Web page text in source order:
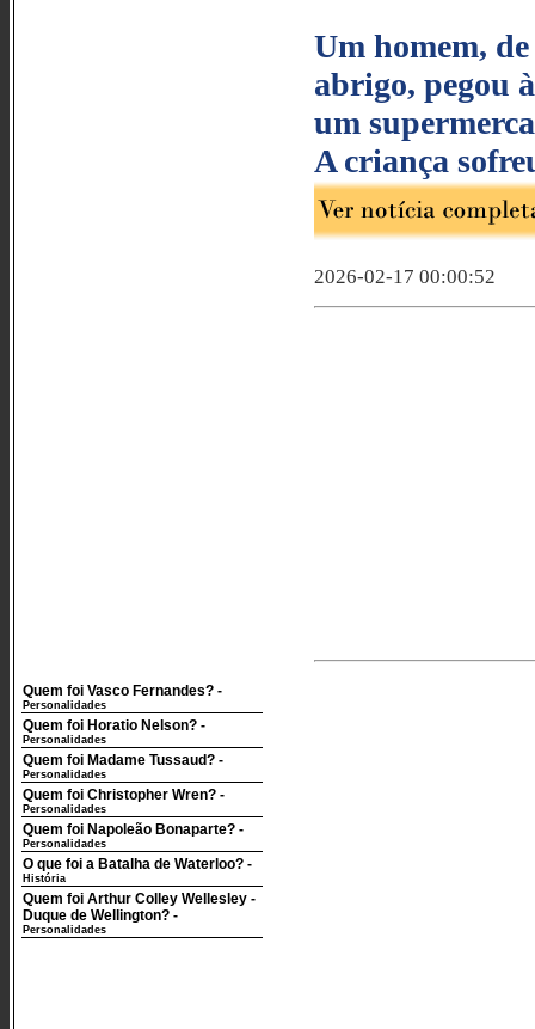
Quem foi Vasco Fernandes? -
Personalidades
Quem foi Horatio Nelson? -
Personalidades
Quem foi Madame Tussaud? -
Personalidades
Quem foi Christopher Wren? -
Personalidades
Quem foi Napoleão Bonaparte? -
Personalidades
O que foi a Batalha de Waterloo? -
História
Quem foi Arthur Colley Wellesley -
Duque de Wellington? -
Personalidades
Um homem,
abrigo, pegou
um
A criança
2026-02-17 00:00:52